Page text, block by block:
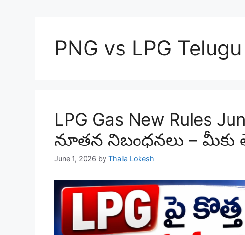
PNG vs LPG Telugu
LPG Gas New Rules
నూతన నిబంధనలు – మీకు
June 1, 2026 by Thalla Lokesh